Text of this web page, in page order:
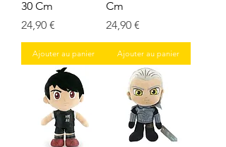
30 Cm
Prix
24,90 €
Ajouter au panier
Cm
Prix
24,90 €
Ajouter au panier